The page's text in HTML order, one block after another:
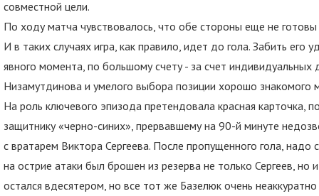
совместной цели.
По ходу матча чувствовалось, что обе стороны еще не
И в таких случаях игра, как правило, идет до гола. Забить
явного момента, по большому счету - за счет индивидуальных
Низамутдинова и умелого выбора позиции хорошо знакомого
На роль ключевого эпизода претендовала красная карточка,
защитнику «черно-синих», прервавшему на 90-й минуте
с вратарем Виктора Сергеева. После пропущенного гола, надо
на острие атаки был брошен из резерва не только Сергеев,
остался вдесятером, но все тот же Базелюк очень